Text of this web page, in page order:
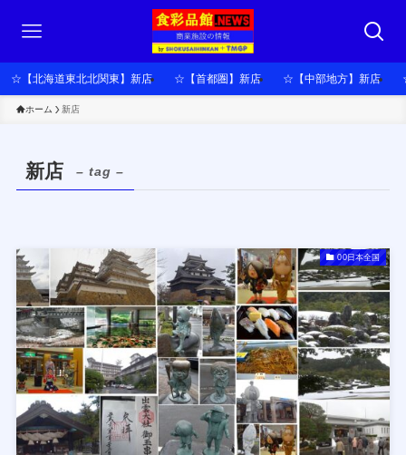
☆【北海道東北北関東】新店 ☆【首都圏】新店 ☆【中部地方】新店
ホーム 新店
新店 – tag –
00日本全国